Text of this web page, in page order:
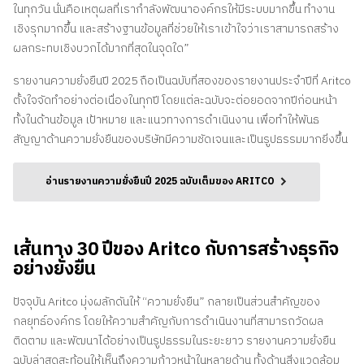
ในทุกวัน นั่นคือเหตุผลที่เรากำลังพัฒนาองค์กรให้มีระบบมากขึ้น ทำงาน
เชิงรุกมากขึ้น และสร้างฐานข้อมูลที่ช่วยให้เราเข้าใจว่าเราสามารถสร้าง
ผลกระทบเชิงบวกได้มากที่สุดในจุดใด”
รายงานความยั่งยืนปี 2025 ถือเป็นฉบับที่สองของรายงานประจำปีที่ Aritco
ตั้งใจจัดทำอย่างต่อเนื่องในทุกปี โดยแต่ละฉบับจะต่อยอดจากปีก่อนหน้า
ทั้งในด้านข้อมูล เป้าหมาย และแนวทางการดำเนินงาน เพื่อทำให้พันธ
สัญญาด้านความยั่งยืนของบริษัทมีความชัดเจนและเป็นรูปธรรมมากยิ่งขึ้น
อ่านรายงานความยั่งยืนปี 2025 ฉบับเต็มของ ARITCO
เส้นทาง 30 ปีของ Aritco กับการสร้างธุรกิจ
อย่างยั่งยืน
ปัจจุบัน Aritco มุ่งผลักดันให้ “ความยั่งยืน” กลายเป็นส่วนสำคัญของ
กลยุทธ์องค์กร โดยให้ความสำคัญกับการดำเนินงานที่สามารถวัดผล
ติดตาม และพัฒนาได้อย่างเป็นรูปธรรมในระยะยาว รายงานความยั่งยืน